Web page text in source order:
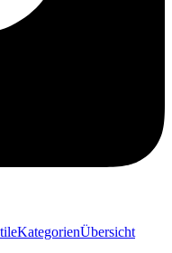
KategorienÜbersicht